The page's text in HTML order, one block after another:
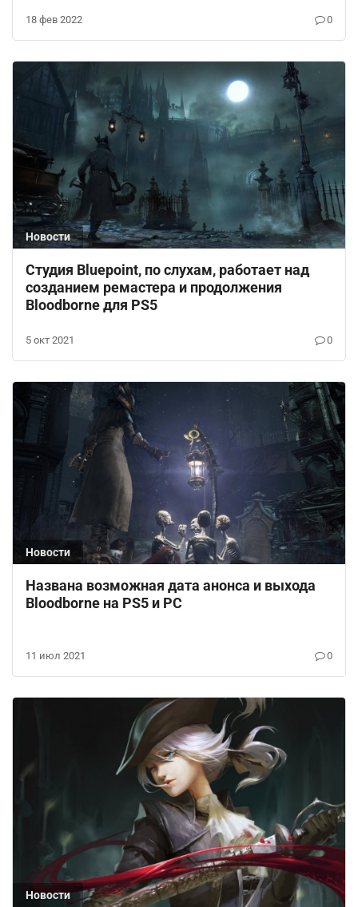
18 фев 2022 0
Новости
Студия Bluepoint, по слухам, работает над
созданием ремастера и продолжения
Bloodborne для PS5
5 окт 2021 0
Новости
Названа возможная дата анонса и выхода
Bloodborne на PS5 и PC
11 июл 2021 0
Новости